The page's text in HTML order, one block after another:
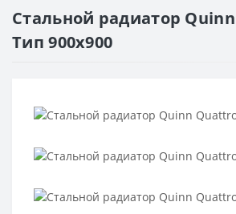
Стальной радиатор
Тип 900х900